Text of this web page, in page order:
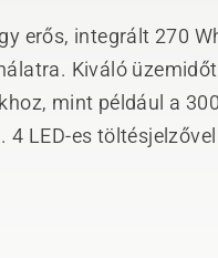
erős, integrált 270
Kiváló
mint például a
LED-es